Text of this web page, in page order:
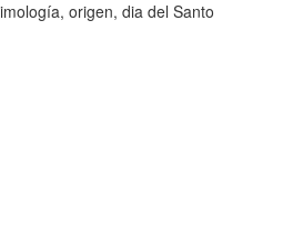
origen, dia del Santo